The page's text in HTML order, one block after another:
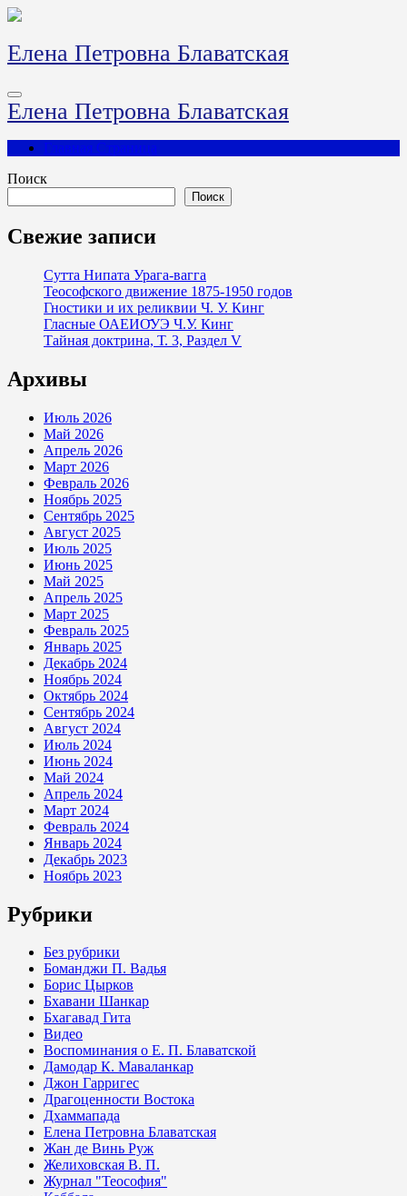
Перейти
содержимому
Елена Петровна Блаватская
Елена Петровна Блаватская
Главная Страница
Поиск
Поиск
Свежие записи
Сутта Нипата Урага-вагга
Теософского движение 1875-1950 годов
Гностики и их реликвии Ч. У. Кинг
Гласные ОАЕИО̄УЭ Ч.У. Кинг
Тайная доктрина, Т. 3, Раздел V
Архивы
Июль 2026
Май 2026
Апрель 2026
Март 2026
Февраль 2026
Ноябрь 2025
Сентябрь 2025
Август 2025
Июль 2025
Июнь 2025
Май 2025
Апрель 2025
Март 2025
Февраль 2025
Январь 2025
Декабрь 2024
Ноябрь 2024
Октябрь 2024
Сентябрь 2024
Август 2024
Июль 2024
Июнь 2024
Май 2024
Апрель 2024
Март 2024
Февраль 2024
Январь 2024
Декабрь 2023
Ноябрь 2023
Рубрики
Без рубрики
Боманджи П. Вадья
Борис Цырков
Бхавани Шанкар
Бхагавад Гита
Видео
Воспоминания о Е. П. Блаватской
Дамодар К. Маваланкар
Джон Гарригес
Драгоценности Востока
Дхаммапада
Елена Петровна Блаватская
Жан де Винь Руж
Желиховская В. П.
Журнал "Теософия"